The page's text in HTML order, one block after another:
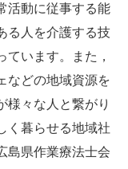
活動に従事する能
る人を介護する技
います。また，
などの地域資源を
様々な人と繋がり
く暮らせる地域社
島県作業療法士会